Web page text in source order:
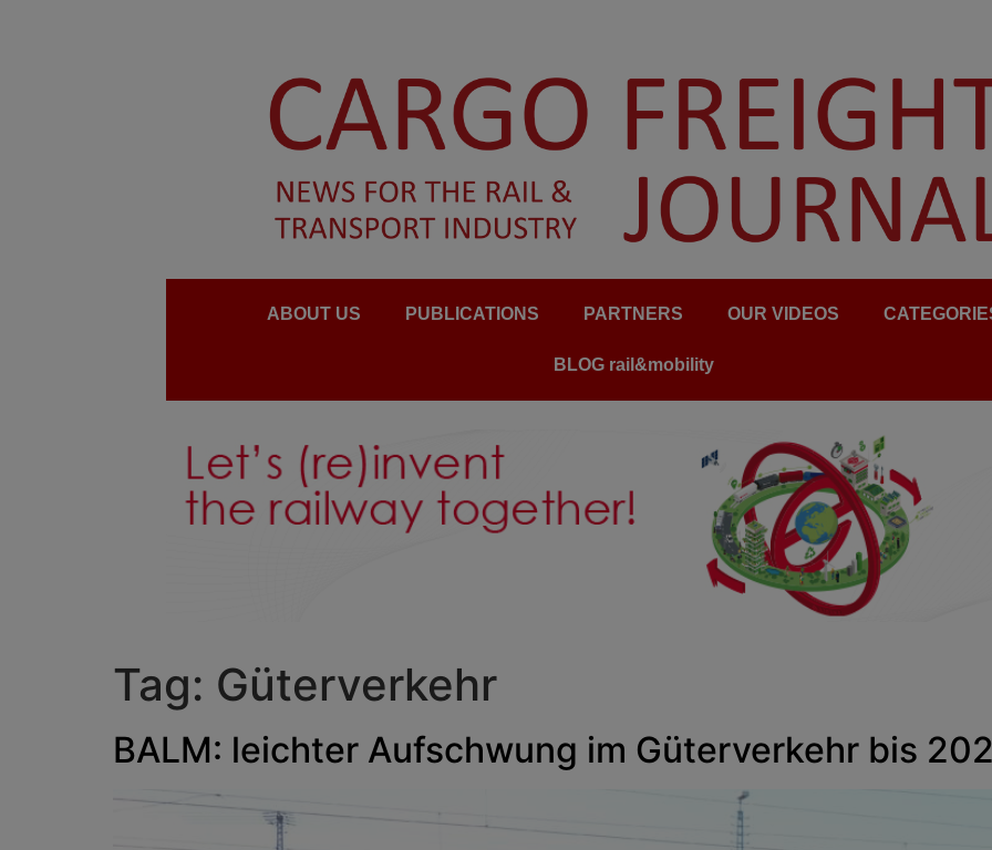
ABOUT US PUBLICATIONS PARTNERS OUR VIDEOS
BLOG rail&mobility
Tag: Güterverkehr
BALM: leichter Aufschwung im Güterverkehr bis